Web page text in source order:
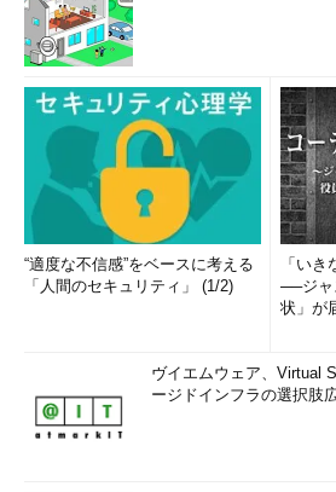
“適度な不信感”をベースに考える
「人間のセキュリティ」 (1/2)
「い
──ジャ
状」が
ヴイエムウェア、Virtual
ージドインフラの選択肢